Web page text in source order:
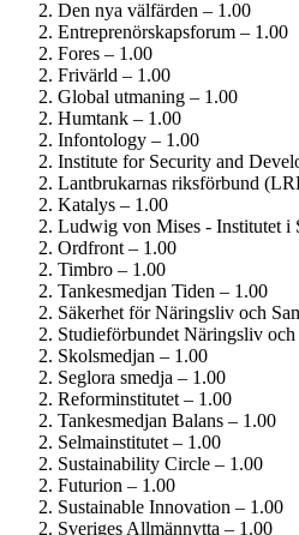
Den nya välfärden – 1.00
Entreprenörskaps­forum – 1.00
Fores – 1.00
Frivärld – 1.00
Global utmaning – 1.00
Humtank – 1.00
Infontology – 1.00
Institute for Security and
Lantbrukarnas riksförbund
Katalys – 1.00
Ludwig von Mises - Institutet i
Ordfront – 1.00
Timbro – 1.00
Tankesmedjan Tiden – 1.00
Säkerhet för Näringsliv och
Studie­förbundet Näringsliv
Skolsmedjan – 1.00
Seglora smedja – 1.00
Reform­institutet – 1.00
Tankesmedjan Balans – 1.00
Selmainstitutet – 1.00
Sustainability Circle – 1.00
Futurion – 1.00
Sustainable Innovation – 1.00
Sveriges Allmännytta – 1.00